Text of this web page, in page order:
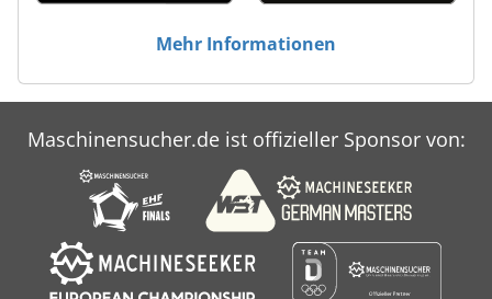
Mehr Informationen
Maschinensucher.de ist offizieller Sponsor von: